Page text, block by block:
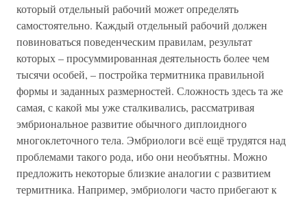
который отдельный рабочий может определять
самостоятельно. Каждый отдельный рабочий должен
повиноваться поведенческим правилам, результат
которых – просуммированная деятельность более чем
тысячи особей, – постройка термитника правильной
формы и заданных размерностей. Сложность здесь та же
самая, с какой мы уже сталкивались, рассматривая
эмбриональное развитие обычного диплоидного
многоклеточного тела. Эмбриологи всё ещё трудятся над
проблемами такого рода, ибо они необъятны. Можно
предложить некоторые близкие аналогии с развитием
термитника. Например, эмбриологи часто прибегают к